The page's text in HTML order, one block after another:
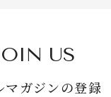
US
マガジンの登録